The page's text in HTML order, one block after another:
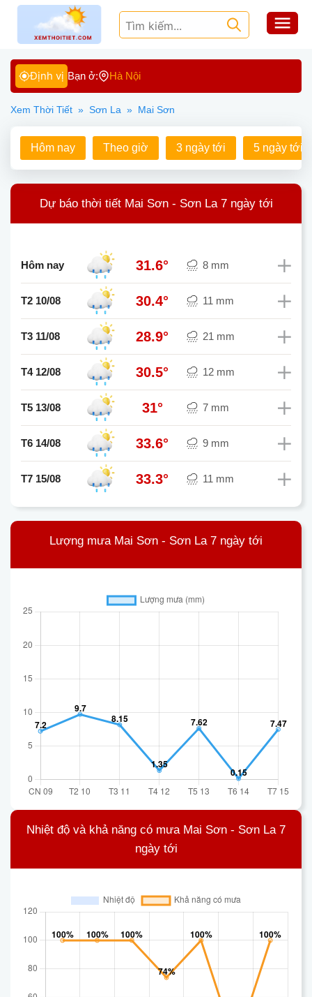
Định vị Bạn ở: Hà Nội
Xem Thời Tiết » Sơn La » Mai Sơn
Hôm nay Theo giờ 3 ngày tới 5 ngày tới
Dự báo thời tiết Mai Sơn - Sơn La 7 ngày tới
Hôm nay 31.6° 8 mm
T2 10/08 30.4° 11 mm
T3 11/08 28.9° 21 mm
T4 12/08 30.5° 12 mm
T5 13/08 31° 7 mm
T6 14/08 33.6° 9 mm
T7 15/08 33.3° 11 mm
Lượng mưa Mai Sơn - Sơn La 7 ngày tới
Nhiệt độ và khả năng có mưa Mai Sơn - Sơn La 7
ngày tới